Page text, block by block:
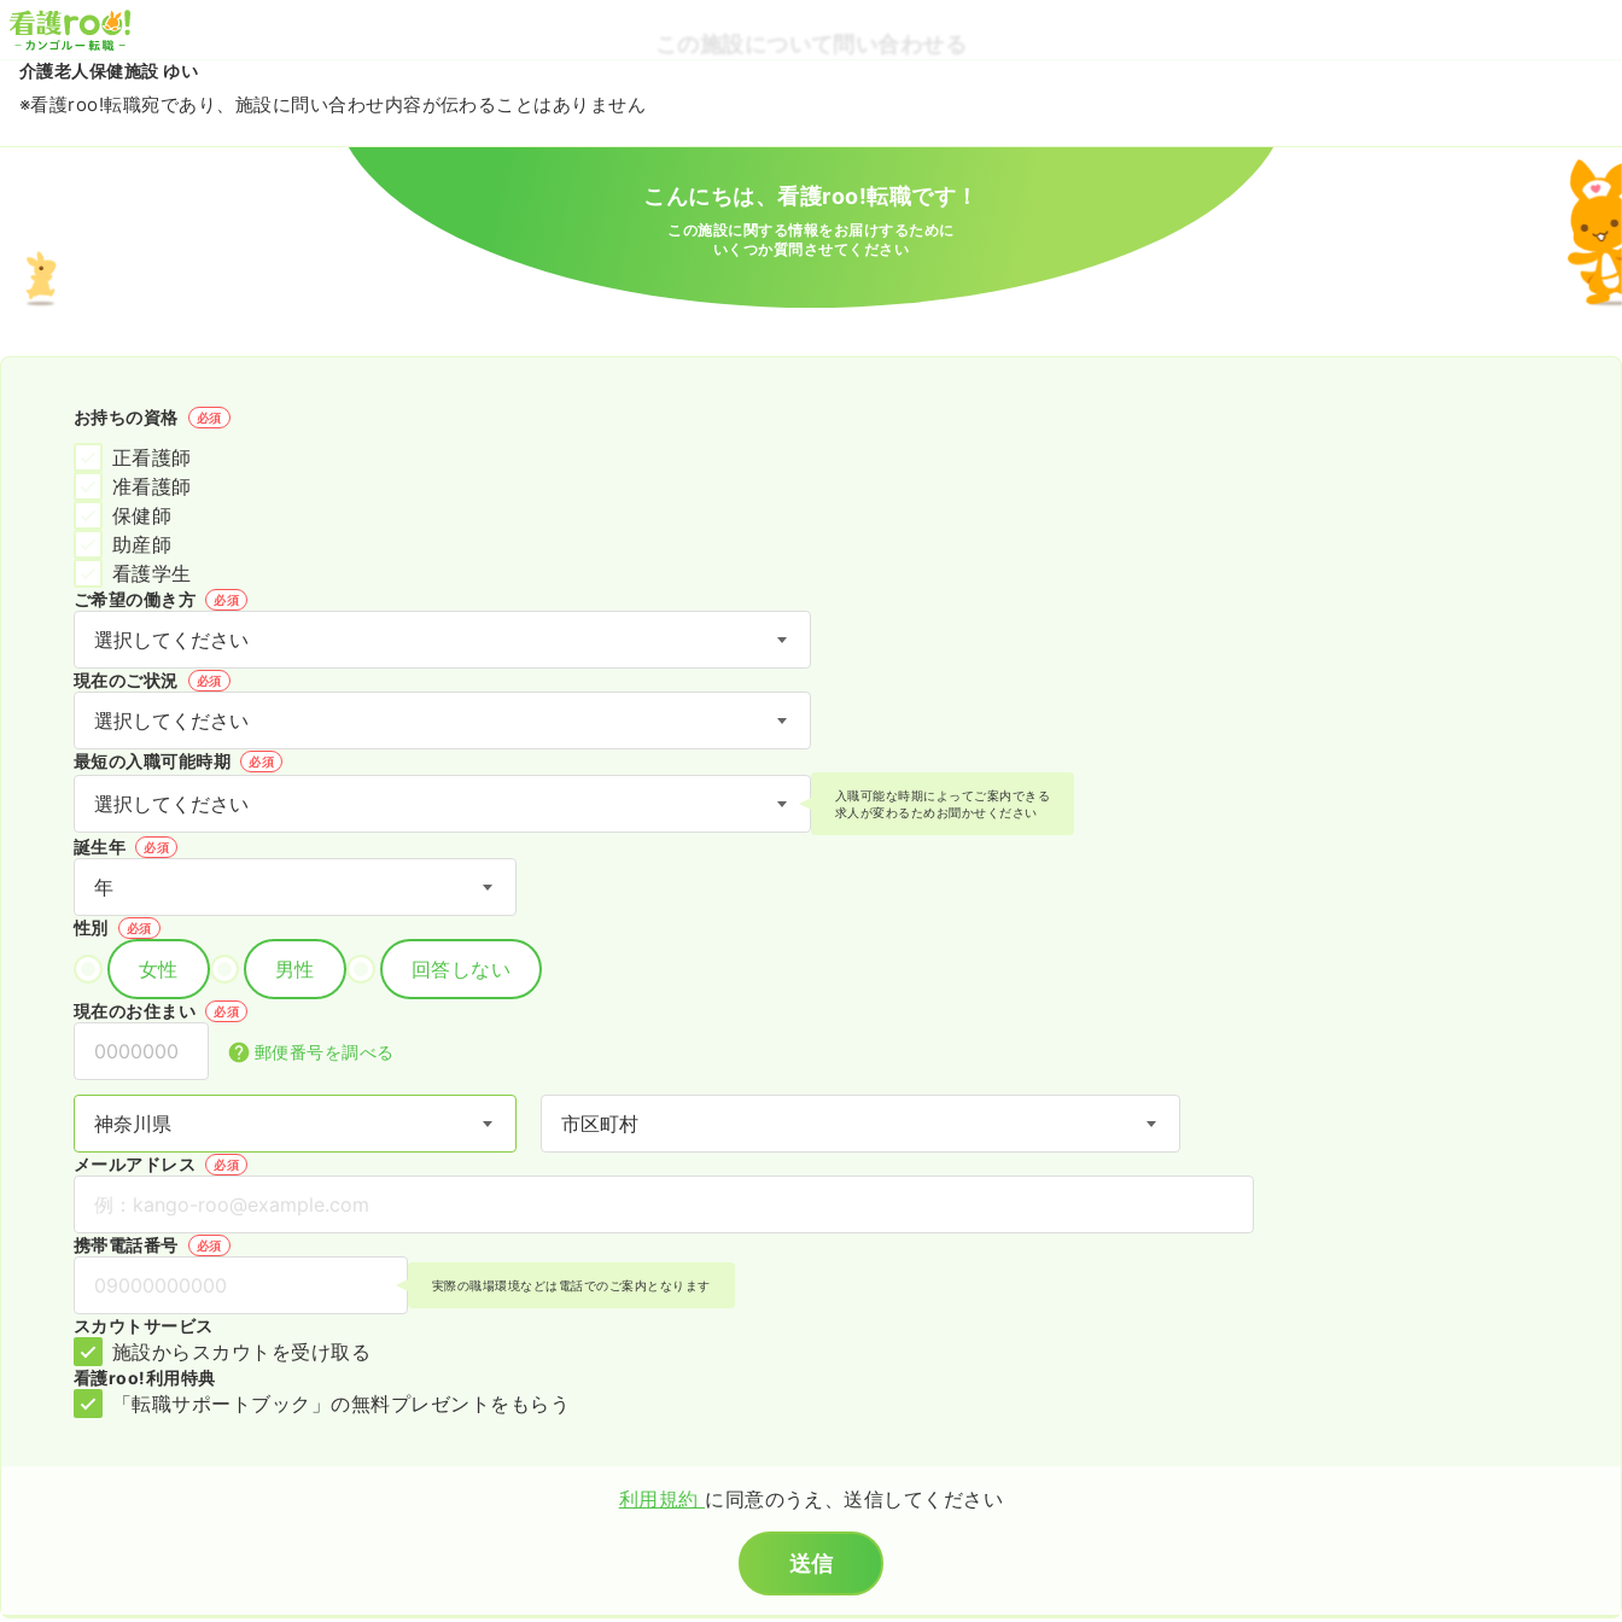
この施設について問い合わせる
介護老人保健施設 ゆい
※看護roo!転職宛であり、施設に問い合わせ内容が伝わることはありません
こんにちは、看護roo!転職です！
この施設に関する情報をお届けするために
いくつか質問させてください
お持ちの資格 必須
正看護師
准看護師
保健師
助産師
看護学生
ご希望の働き方 必須
現在のご状況 必須
最短の入職可能時期 必須
入職可能な時期によってご案内できる
求人が変わるためお聞かせください
誕生年 必須
性別 必須
女性 男性 回答しない
現在のお住まい 必須
郵便番号を調べる
メールアドレス 必須
携帯電話番号 必須
実際の職場環境などは電話でのご案内となります
スカウトサービス
施設からスカウトを受け取る
看護roo!利用特典
「転職サポートブック」の無料プレゼントをもらう
利用規約 に同意のうえ、送信してください
送信